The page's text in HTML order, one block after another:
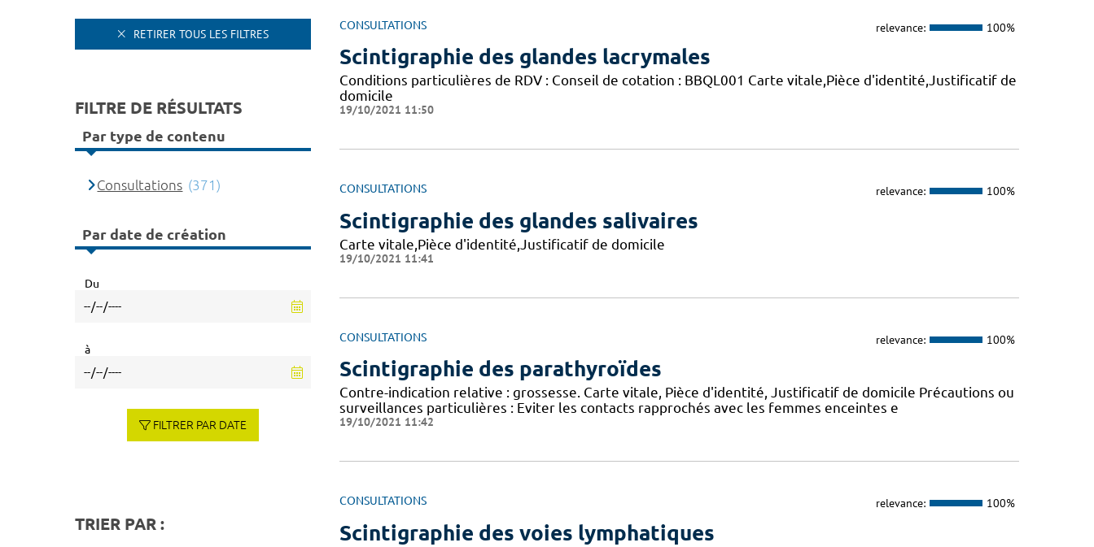
CONSULTATIONS relevance: 100%
Scintigraphie des glandes lacrymales
Conditions particulières de RDV : Conseil de cotation : BBQL001 Carte vitale,Pièce d'identité,Justificatif de
domicile
19/10/2021 11:50
CONSULTATIONS relevance: 100%
Scintigraphie des glandes salivaires
Carte vitale,Pièce d'identité,Justificatif de domicile
19/10/2021 11:41
CONSULTATIONS relevance: 100%
Scintigraphie des parathyroïdes
Contre-indication relative : grossesse. Carte vitale, Pièce d'identité, Justificatif de domicile Précautions ou
surveillances particulières : Eviter les contacts rapprochés avec les femmes enceintes e
19/10/2021 11:42
CONSULTATIONS relevance: 100%
Scintigraphie des voies lymphatiques
RETIRER TOUS LES FILTRES
FILTRE DE RÉSULTATS
Par type de contenu
Consultations (371)
Par date de création
Du
à
FILTRER PAR DATE
TRIER PAR :